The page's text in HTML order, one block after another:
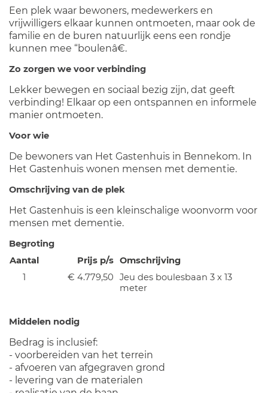
Een plek waar bewoners, medewerkers en
vrijwilligers elkaar kunnen ontmoeten, maar ook de
familie en de buren natuurlijk eens een rondje
kunnen mee “boulenâ€.
Zo zorgen we voor verbinding
Lekker bewegen en sociaal bezig zijn, dat geeft
verbinding! Elkaar op een ontspannen en informele
manier ontmoeten.
Voor wie
De bewoners van Het Gastenhuis in Bennekom. In
Het Gastenhuis wonen mensen met dementie.
Omschrijving van de plek
Het Gastenhuis is een kleinschalige woonvorm voor
mensen met dementie.
Begroting
Aantal
Prijs p/s Omschrijving
1
€ 4.779,50
Jeu des boulesbaan 3 x 13
meter
Middelen nodig
Bedrag is inclusief:
- voorbereiden van het terrein
- afvoeren van afgegraven grond
- levering van de materialen